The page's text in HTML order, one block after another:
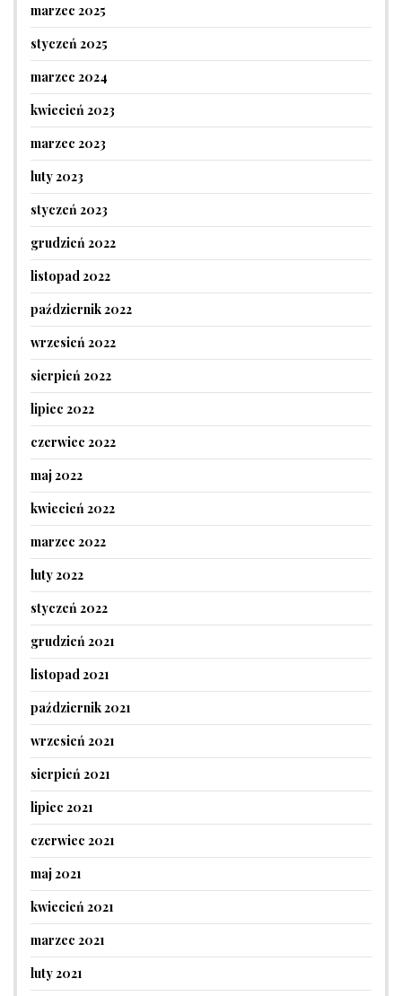
marzec 2025
styczeń 2025
marzec 2024
kwiecień 2023
marzec 2023
luty 2023
styczeń 2023
grudzień 2022
listopad 2022
październik 2022
wrzesień 2022
sierpień 2022
lipiec 2022
czerwiec 2022
maj 2022
kwiecień 2022
marzec 2022
luty 2022
styczeń 2022
grudzień 2021
listopad 2021
październik 2021
wrzesień 2021
sierpień 2021
lipiec 2021
czerwiec 2021
maj 2021
kwiecień 2021
marzec 2021
luty 2021